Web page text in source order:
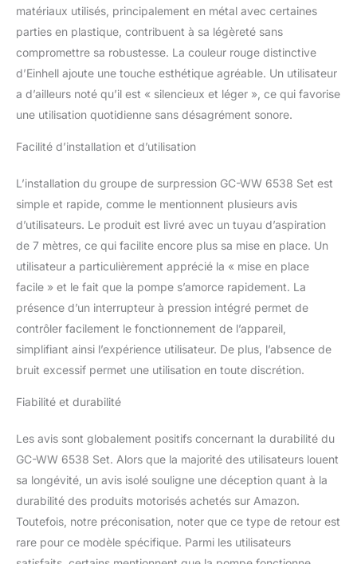
remplissage permet un
démarrage facile et
rapide, et le bouchon de
purge permet une
évacuation simple
d'éventuelles eaux
résiduelles Le GC-WW
6538 et est livré avec un
tuyau d'aspiration de 7m
matériaux utilisés, principalement en métal avec certaines
parties en plastique, contribuent à sa légèreté sans
compromettre sa robustesse. La couleur rouge distinctive
d’Einhell ajoute une touche esthétique agréable. Un utilisateur
a d’ailleurs noté qu’il est « silencieux et léger », ce qui favorise
une utilisation quotidienne sans désagrément sonore.
Facilité d’installation et d’utilisation
L’installation du groupe de surpression GC-WW 6538 Set est
simple et rapide, comme le mentionnent plusieurs avis
d’utilisateurs. Le produit est livré avec un tuyau d’aspiration
de 7 mètres, ce qui facilite encore plus sa mise en place. Un
utilisateur a particulièrement apprécié la « mise en place
facile » et le fait que la pompe s’amorce rapidement. La
présence d’un interrupteur à pression intégré permet de
contrôler facilement le fonctionnement de l’appareil,
simplifiant ainsi l’expérience utilisateur. De plus, l’absence de
bruit excessif permet une utilisation en toute discrétion.
Fiabilité et durabilité
Les avis sont globalement positifs concernant la durabilité du
GC-WW 6538 Set. Alors que la majorité des utilisateurs louent
sa longévité, un avis isolé souligne une déception quant à la
durabilité des produits motorisés achetés sur Amazon.
Toutefois, notre préconisation, noter que ce type de retour est
rare pour ce modèle spécifique. Parmi les utilisateurs